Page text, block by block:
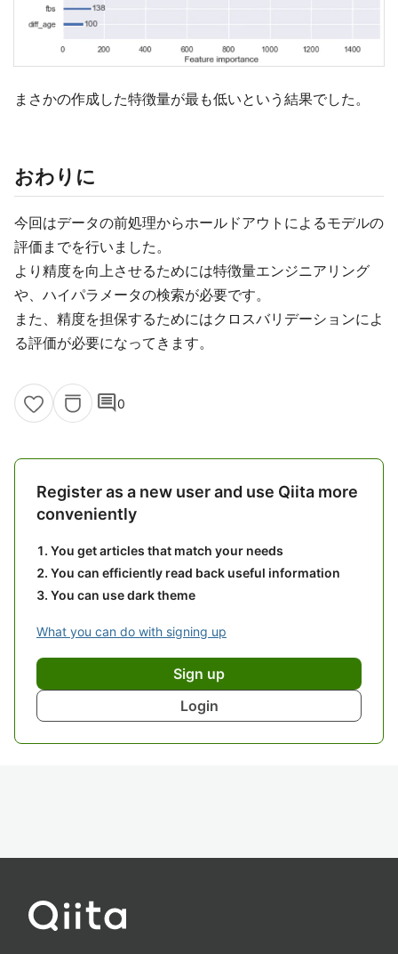
まさかの作成した特徴量が最も低いという結果でした。
おわりに
今回はデータの前処理からホールドアウトによるモデルの
評価までを行いました。
より精度を向上させるためには特徴量エンジニアリング
や、ハイパラメータの検索が必要です。
また、精度を担保するためにはクロスバリデーションによ
る評価が必要になってきます。
comment0
Register as a new user and use Qiita more
conveniently
You get articles that match your needs
You can efficiently read back useful information
You can use dark theme
What you can do with signing up
Sign up
Login